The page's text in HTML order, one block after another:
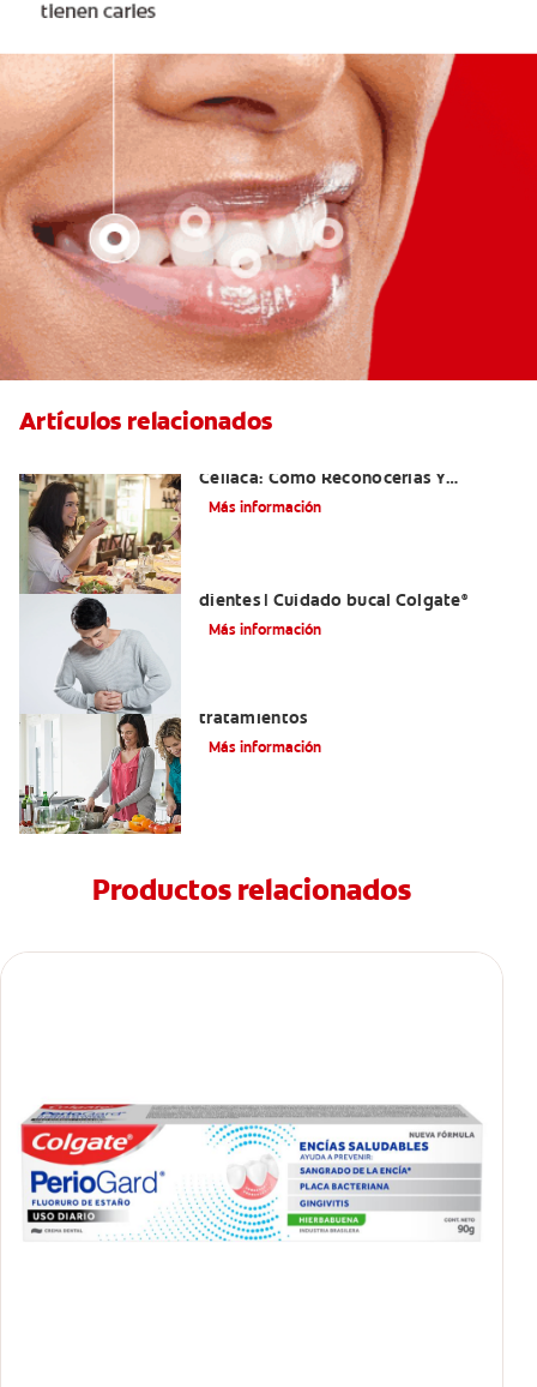
Artículos relacionados
Celíaca: Cómo Reconocerlas Y
Tratarlas
Más información
dientes | Cuidado bucal Colgate®
Más información
tratamientos
Más información
Productos relacionados